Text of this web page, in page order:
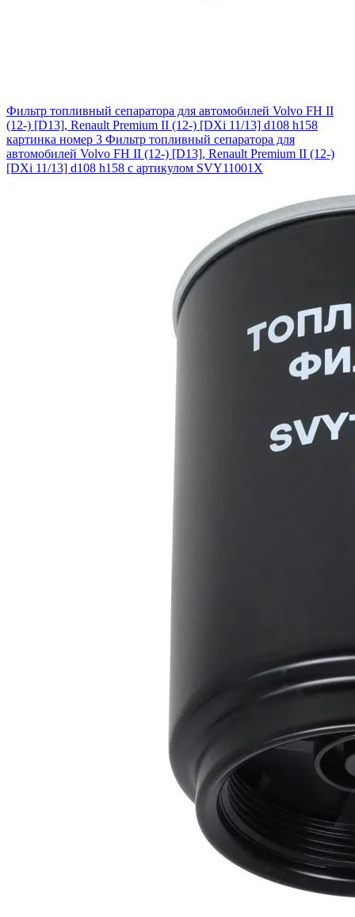
Фильтр топливный сепаратора для автомобилей Volvo FH II
(12-) [D13], Renault Premium II (12-) [DXi 11/13] d108 h158
картинка номер 3 Фильтр топливный сепаратора для
автомобилей Volvo FH II (12-) [D13], Renault Premium II (12-)
[DXi 11/13] d108 h158 с артикулом SVY11001X